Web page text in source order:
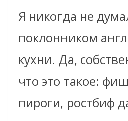
Я никогда не
поклонником
кухни. Да,
что это такое:
пироги, ростбиф